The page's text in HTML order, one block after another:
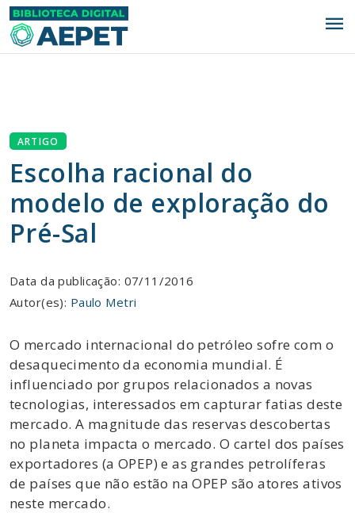
menu
ARTIGO
Escolha racional do
modelo de exploração do
Pré-Sal
Data da publicação: 07/11/2016
Autor(es): Paulo Metri
O mercado internacional do petróleo sofre com o
desaquecimento da economia mundial. É
influenciado por grupos relacionados a novas
tecnologias, interessados em capturar fatias deste
mercado. A magnitude das reservas descobertas
no planeta impacta o mercado. O cartel dos países
exportadores (a OPEP) e as grandes petrolíferas
de países que não estão na OPEP são atores ativos
neste mercado.